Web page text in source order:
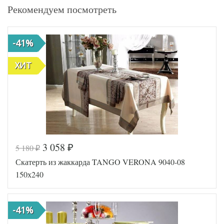
Рекомендуем посмотреть
-41%
ХИТ
5 180₽ 3 058 ₽
Скатерть из жаккарда TANGO VERONA 9040-08
150х240
-41%